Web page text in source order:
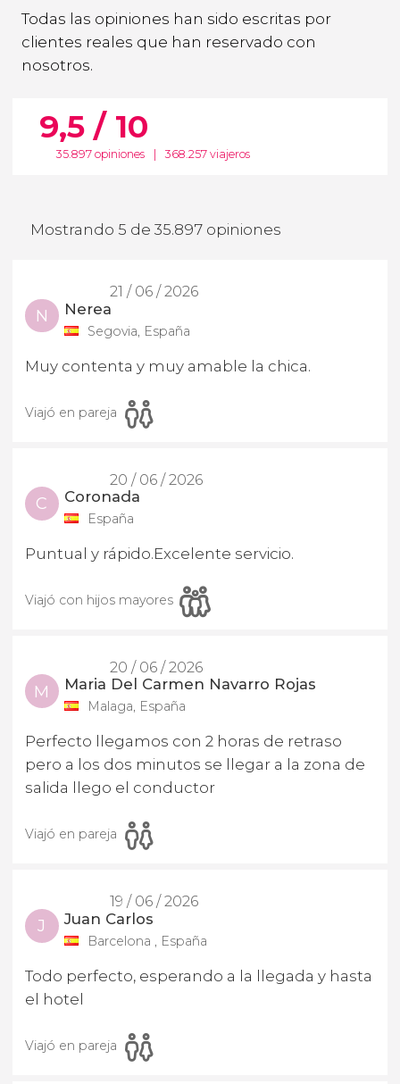
Todas las opiniones han sido escritas por
clientes reales que han reservado con
nosotros.
9,5 / 10
35.897 opiniones 368.257 viajeros
Mostrando 5 de 35.897 opiniones
21 / 06 / 2026
N Nerea
Segovia, España
Muy contenta y muy amable la chica.
Viajó en pareja
20 / 06 / 2026
C Coronada
España
Puntual y rápido.Excelente servicio.
Viajó con hijos mayores
20 / 06 / 2026
M Maria Del Carmen Navarro Rojas
Malaga, España
Perfecto llegamos con 2 horas de retraso
pero a los dos minutos se llegar a la zona de
salida llego el conductor
Viajó en pareja
19 / 06 / 2026
J Juan Carlos
Barcelona , España
Todo perfecto, esperando a la llegada y hasta
el hotel
Viajó en pareja